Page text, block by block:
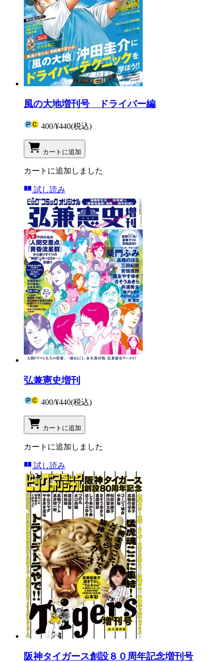
風の大地増刊号 ドライバー編
400/¥440(税込)
カートに追加
カートに追加しました
試し読み
弘兼憲史増刊
400/¥440(税込)
カートに追加
カートに追加しました
試し読み
阪神タイガース創設８０周年記念増刊号